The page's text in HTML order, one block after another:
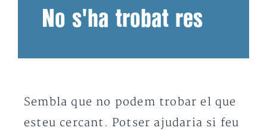
No s'ha trobat res
Sembla que no podem trobar el que
esteu cercant. Potser ajudaria si feu